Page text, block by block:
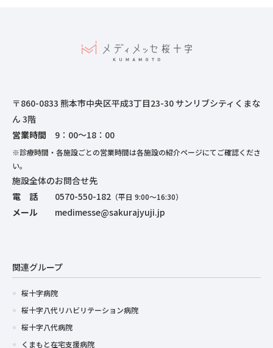
〒860-0833 熊本市中央区平成3丁目23-30 サンリブシティくまな
ん 3階
営業時間 9：00～18：00
※診療時間・各施設ごとの営業時間は各施設の紹介ページにてご確認くださ
い。
施設全体のお問合せ先
電 話 0570-550-182 （平日 9:00～16:30）
メール medimesse@sakurajyuji.jp
関連グループ
桜十字病院
桜十字八代リハビリテーション病院
桜十字八代病院
くまもと在宅支援病院